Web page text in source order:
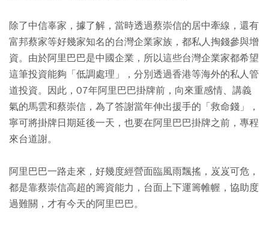
除了中信辜家，據了解，當時透過蔡崇信的居中牽線，還有
富邦蔡家等好幾家知名的台灣企業家族，都私人掏錢參與增
資。由於阿里巴巴是中國企業，所以這些台灣企業家都希望
這筆投資能夠「低調處理」，分別透過香港等海外的私人管
道投資。因此，07年阿里巴巴掛牌前，向來重感情、講義
氣的馬雲和蔡崇信，為了答謝當年伸出援手的「救命錢」，
寧可將掛牌日期延後一天，也要在阿里巴巴掛牌之前，專程
來台道謝。
阿里巴巴一路走來，好幾度經營面臨風雨飄搖，岌岌可危，
都是靠蔡崇信高超的籌資能力，台面上下運籌帷幄，協助度
過難關，才有今天的阿里巴巴。